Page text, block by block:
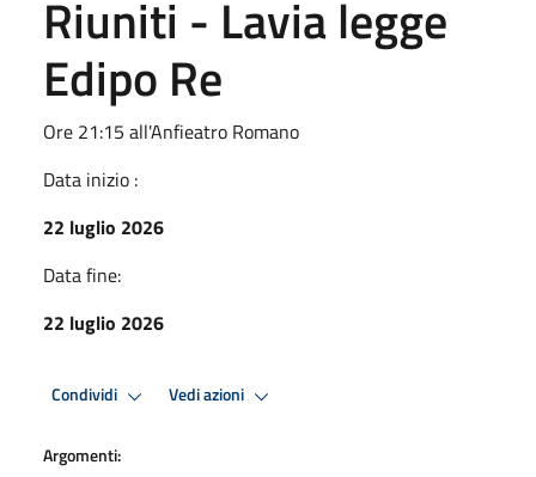
Riuniti - Lavia legge
Edipo Re
Ore 21:15 all'Anfieatro Romano
Data inizio :
22 luglio 2026
Data fine:
22 luglio 2026
Condividi Vedi azioni
Argomenti: